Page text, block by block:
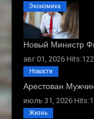
Новый Министр
авг 01, 2026 Hits:122
Экономика
Арестован
июль 31, 2026
Новости
Жизнь